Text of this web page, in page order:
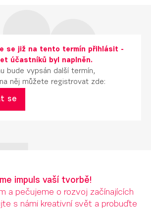
se již na tento termín přihlásit -
účastníků byl naplněn.
bude vypsán další termín,
něj můžete registrovat zde:
se
impuls vaší tvorbě!
a pečujeme o rozvoj začínajících
s námi kreativní svět a probuďte